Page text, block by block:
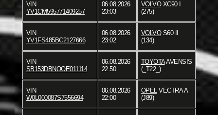
VIN
YV1CM595771409257
06.08.2026
23:03
VOLVOXC90 I
(275)
VIN
YV1FS485BC2127666
06.08.2026
23:02
VOLVOS60 II
(134)
VIN
SB153DBNOOE011114
06.08.2026
22:50
TOYOTAAVENSIS
(_T22_)
VIN
W0L000087S7556694
06.08.2026
22:00
OPELVECTRA A
(J89)